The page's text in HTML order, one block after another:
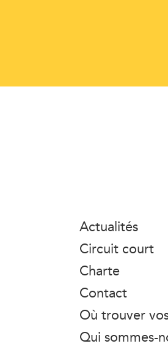
Actualités
Circuit court
Charte
Contact
Où trouver
Qui sommes-